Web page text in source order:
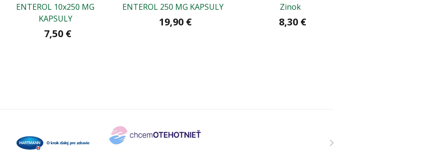
ENTEROL 10x250 MG
KAPSULY
7,50 €
ENTEROL 250 MG KAPSULY
19,90 €
Zinok
8,30 €